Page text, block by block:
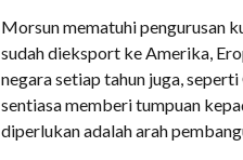
Morsun mematuhi pengurusan
sudah dieksport ke Amerika,
negara setiap tahun juga,
sentiasa memberi tumpuan
diperlukan adalah arah